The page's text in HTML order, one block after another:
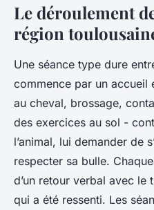
Le déroulement
région
Une séance type dure
commence par un accueil
au cheval, brossage,
des exercices au sol -
l’animal, lui demander de
respecter sa bulle.
d’un retour verbal avec le
qui a été ressenti. Les